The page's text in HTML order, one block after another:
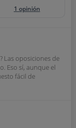
1 opinión
Las oposiciones de
Eso sí, aunque el
fácil de